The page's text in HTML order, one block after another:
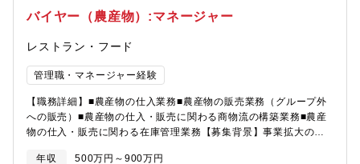
め、MD・バイヤーとしての専門性をさらに高めることができま
ので、幅広い領域の市場動向や商品知識を学ぶことができます。
② 小売業という特性上、お客様の声や販売実績といったデータが
充実しています。それらを活用することで、顧客ニーズや市場動
向に沿った効果的な施策を検討しやすいです。【主な役割】■市場
分析、販売分析によるカテゴリー戦略の立案■仕入先の開拓、条件
の交渉（仕入価格や納期等）■数値分析による、最適な販売価格の
像】■現場を顧客として捉えたうえでの顧客志向をお持ちの方■現
バイヤー（農産物）:マネージャー
レストラン・フード
管理職・マネージャー経験
【職務詳細】■農産物の仕入業務■農産物の販売業務（グループ外
への販売）■農産物の仕入・販売に関わる商物流の構築業務■農産
物の仕入・販売に関わる在庫管理業務【募集背景】事業拡大のた
年収
500万円～900万円